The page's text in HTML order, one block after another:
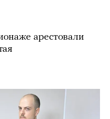
арестовали